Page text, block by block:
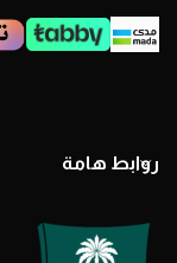
روابط هامة